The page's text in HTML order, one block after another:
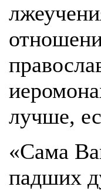
лучше,
«Сама
падших